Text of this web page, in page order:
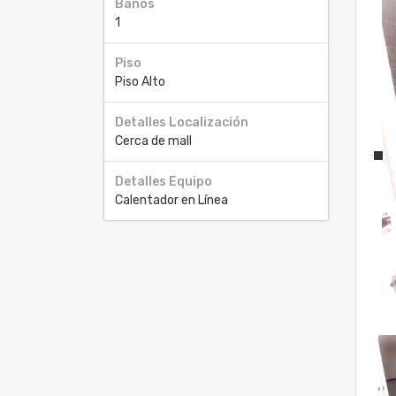
Baños
1
Piso
Piso Alto
Detalles Localización
Cerca de mall
Detalles Equipo
Calentador en Línea